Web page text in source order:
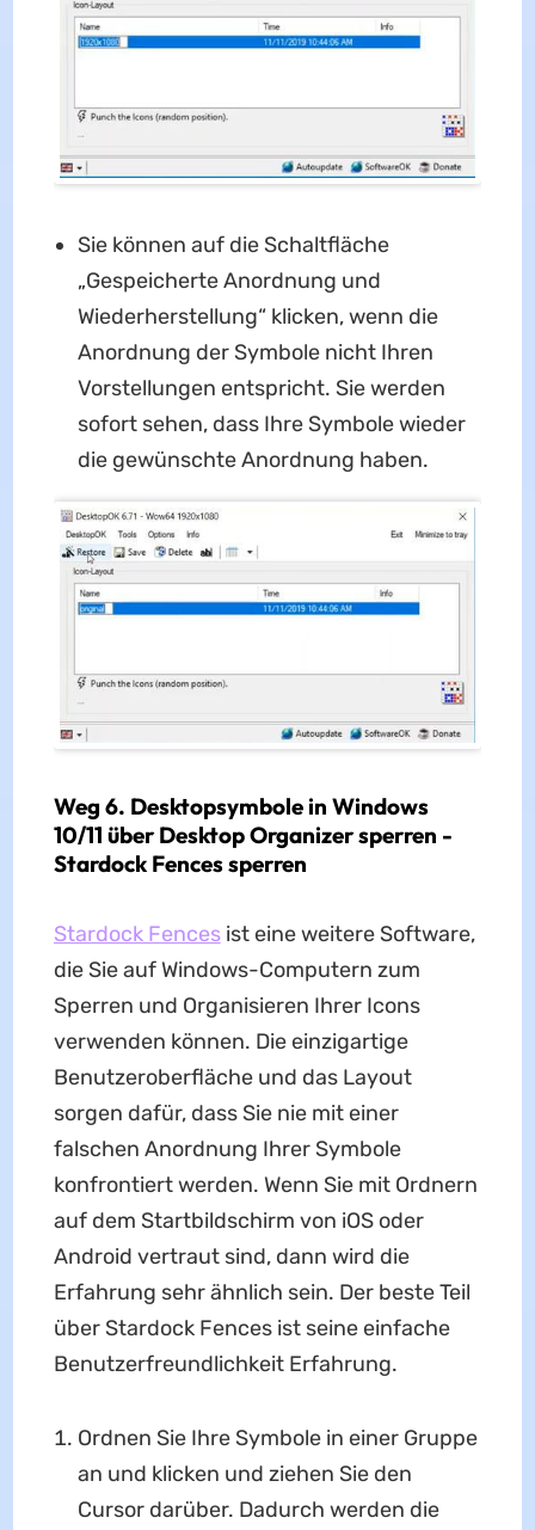
Sie können auf die Schaltfläche
„Gespeicherte Anordnung und
Wiederherstellung“ klicken, wenn die
Anordnung der Symbole nicht Ihren
Vorstellungen entspricht. Sie werden
sofort sehen, dass Ihre Symbole wieder
die gewünschte Anordnung haben.
Weg 6. Desktopsymbole in Windows
10/11 über Desktop Organizer sperren -
Stardock Fences sperren
Stardock Fencesist eine weitere Software,
die Sie auf Windows-Computern zum
Sperren und Organisieren Ihrer Icons
verwenden können. Die einzigartige
Benutzeroberfläche und das Layout
sorgen dafür, dass Sie nie mit einer
falschen Anordnung Ihrer Symbole
konfrontiert werden. Wenn Sie mit Ordnern
auf dem Startbildschirm von iOS oder
Android vertraut sind, dann wird die
Erfahrung sehr ähnlich sein. Der beste Teil
über Stardock Fences ist seine einfache
Benutzerfreundlichkeit Erfahrung.
Ordnen Sie Ihre Symbole in einer Gruppe
an und klicken und ziehen Sie den
Cursor darüber. Dadurch werden die